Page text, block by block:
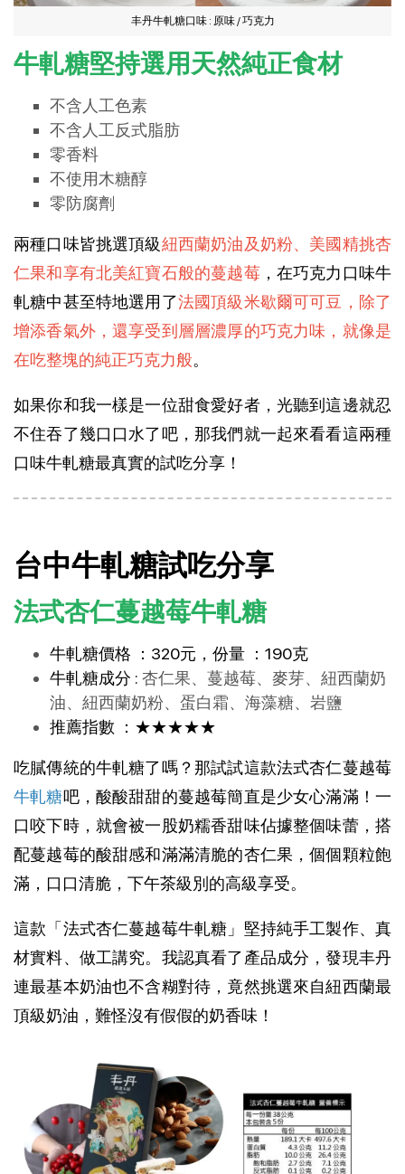
丰丹牛軋糖口味 : 原味 / 巧克力
牛軋糖堅持選用天然純正食材
不含人工色素
不含人工反式脂肪
零香料
不使用木糖醇
零防腐劑
兩種口味皆挑選頂級紐西蘭奶油及奶粉、美國精挑杏
仁果和享有北美紅寶石般的蔓越莓，在巧克力口味牛
軋糖中甚至特地選用了法國頂級米歇爾可可豆，除了
增添香氣外，還享受到層層濃厚的巧克力味，就像是
在吃整塊的純正巧克力般。
如果你和我一樣是一位甜食愛好者，光聽到這邊就忍
不住吞了幾口口水了吧，那我們就一起來看看這兩種
口味牛軋糖最真實的試吃分享！
台中牛軋糖試吃分享
法式杏仁蔓越莓牛軋糖
牛軋糖價格 ：320元，份量 ：190克
牛軋糖成分 : 杏仁果、蔓越莓、麥芽、紐西蘭奶
油、紐西蘭奶粉、蛋白霜、海藻糖、岩鹽
推薦指數 ：★★★★★
吃膩傳統的牛軋糖了嗎？那試試這款法式杏仁蔓越莓
牛軋糖吧，酸酸甜甜的蔓越莓簡直是少女心滿滿！一
口咬下時，就會被一股奶糯香甜味佔據整個味蕾，搭
配蔓越莓的酸甜感和滿滿清脆的杏仁果，個個顆粒飽
滿，口口清脆，下午茶級別的高級享受。
這款「法式杏仁蔓越莓牛軋糖」堅持純手工製作、真
材實料、做工講究。我認真看了產品成分，發現丰丹
連最基本奶油也不含糊對待，竟然挑選來自紐西蘭最
頂級奶油，難怪沒有假假的奶香味！